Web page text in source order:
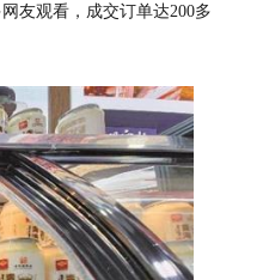
友观看，成交订单达200多